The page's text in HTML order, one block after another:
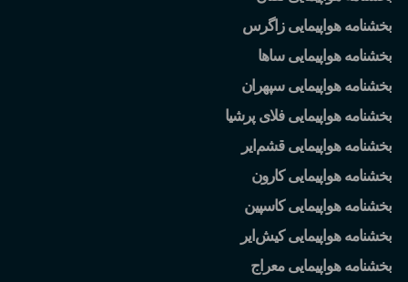
بخشنامه هواپیمایی زاگرس
بخشنامه هواپیمایی ساها
بخشنامه هواپیمایی سپهران
بخشنامه هواپیمایی فلای پرشیا
بخشنامه هواپیمایی قشم ایر
بخشنامه هواپیمایی کارون
بخشنامه هواپیمایی کاسپین
بخشنامه هواپیمایی کیش ایر
بخشنامه هواپیمایی معراج